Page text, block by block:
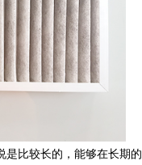
是比较长的，能够在长期的